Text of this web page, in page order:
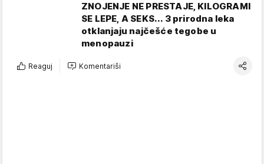
ZNOJENJE NE PRESTAJE, KILOGRAMI
SE LEPE, A SEKS... 3 prirodna leka
otklanjaju najčešće tegobe u
menopauzi
Reaguj Komentariši